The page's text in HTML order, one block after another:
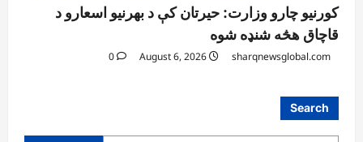
کورنیو چارو وزارت: حیرتان کې د بهرنیو اسعارو د
قاچاق هڅه شنډه شوه
sharqnewsglobal.com
0
Search